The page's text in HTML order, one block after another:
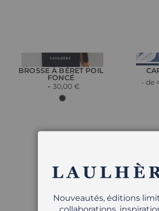
BROSSE À BÉRET POIL
FONCÉ
30,00 €
- de
Nouveautés, éditions